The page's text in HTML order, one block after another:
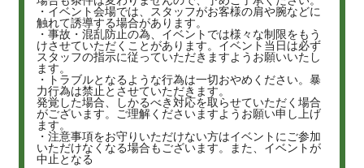
・イベント会場では、スタッフがお客様の肩や腕などに
触れて誘導する場合があります。
・事故・混乱防止の為、イベントでは様々な制限をもう
けさせていただくことがあります。イベント当日は必ず
スタッフの指示に従っていただきますようお願いいたし
ます。
・トラブルとなるような行為は一切おやめください。暴
力行為は禁止とさせていただきます。
発覚した場合、しかるべき対応を取らせていただく場合
がございます。ご理解くださいますようお願い申し上げ
ます。
・注意事項をお守りいただけない方はイベントにご参加
いただけなくなる場合もございます。また、イベントが
中止となる